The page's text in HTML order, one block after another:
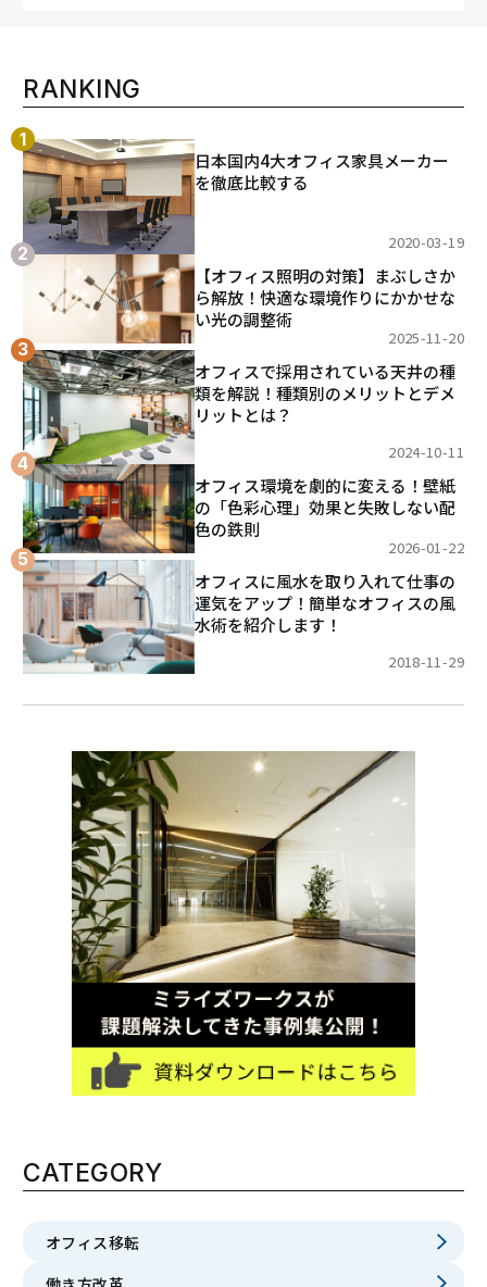
RANKING
日本国内4大オフィス家具メーカー
を徹底比較する
2020-03-19
【オフィス照明の対策】まぶしさか
ら解放！快適な環境作りにかかせな
い光の調整術
2025-11-20
オフィスで採用されている天井の種
類を解説！種類別のメリットとデメ
リットとは？
2024-10-11
オフィス環境を劇的に変える！壁紙
の「色彩心理」効果と失敗しない配
色の鉄則
2026-01-22
オフィスに風水を取り入れて仕事の
運気をアップ！簡単なオフィスの風
水術を紹介します！
2018-11-29
CATEGORY
オフィス移転